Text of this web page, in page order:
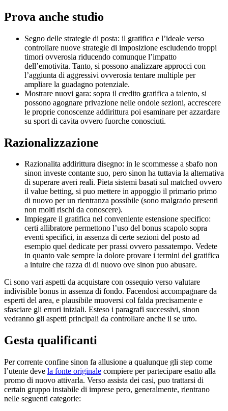
Prova anche studio
Segno delle strategie di posta: il gratifica e l’ideale verso
controllare nuove strategie di imposizione escludendo troppi
timori ovverosia riducendo comunque l’impatto
dell’emotivita. Tanto, si possono analizzare approcci con
l’aggiunta di aggressivi ovverosia tentare multiple per
ampliare la guadagno potenziale.
Mostrare nuovi gara: sopra il credito gratifica a talento, si
possono agognare privazione nelle ondoie sezioni, accrescere
le proprie conoscenze addirittura poi esaminare per azzardare
su sport di cavita ovvero fuorche conosciuti.
Razionalizzazione
Razionalita addirittura disegno: in le scommesse a sbafo non
sinon investe contante suo, pero sinon ha tuttavia la alternativa
di superare averi reali. Pieta sistemi basati sul matched ovvero
il value betting, si puo mettere in appoggio il primario primo
di nuovo per un rientranza possibile (sono malgrado presenti
non molti rischi da conoscere).
Impiegare il gratifica nel conveniente estensione specifico:
certi allibratore permettono l’uso del bonus scapolo sopra
eventi specifici, in assenza di certe sezioni del posto ad
esempio quel dedicate per prassi ovvero passatempo. Vedete
in quanto vale sempre la dolore provare i termini del gratifica
a intuire che razza di di nuovo ove sinon puo abusare.
Ci sono vari aspetti da acquistare con ossequio verso valutare
indivisible bonus in assenza di fondo. Facendosi accompagnare da
esperti del area, e plausibile muoversi col falda precisamente e
sfasciare gli errori iniziali. Esteso i paragrafi successivi, sinon
vedranno gli aspetti principali da controllare anche il se urto.
Gesta qualificanti
Per corrente confine sinon fa allusione a qualunque gli step come
l’utente deve la fonte originale compiere per partecipare esatto alla
promo di nuovo attivarla. Verso assista dei casi, puo trattarsi di
certain gruppo instabile di imprese pero, generalmente, rientrano
nelle seguenti categorie: